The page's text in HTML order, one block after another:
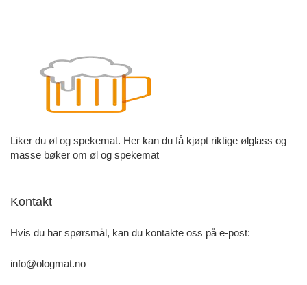
Liker du øl og spekemat. Her kan du få kjøpt riktige ølglass og
masse bøker om øl og spekemat
Kontakt
Hvis du har spørsmål, kan du kontakte oss på e-post:
info@ologmat.no